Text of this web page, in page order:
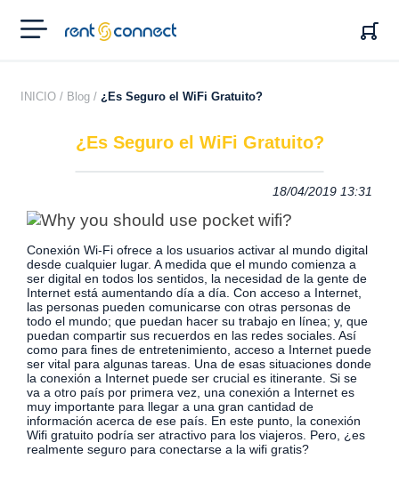
RENT'N
CONNECT
INICIO / Blog / ¿Es Seguro el WiFi Gratuito?
¿Es Seguro el WiFi Gratuito?
18/04/2019 13:31
Conexión Wi-Fi ofrece a los usuarios activar al mundo digital
desde cualquier lugar. A medida que el mundo comienza a
ser digital en todos los sentidos, la necesidad de la gente de
Internet está aumentando día a día. Con acceso a Internet,
las personas pueden comunicarse con otras personas de
todo el mundo; que puedan hacer su trabajo en línea; y, que
puedan compartir sus recuerdos en las redes sociales. Así
como para fines de entretenimiento, acceso a Internet puede
ser vital para algunas tareas. Una de esas situaciones donde
la conexión a Internet puede ser crucial es itinerante. Si se
va a otro país por primera vez, una conexión a Internet es
muy importante para llegar a una gran cantidad de
información acerca de ese país. En este punto, la conexión
Wifi gratuito podría ser atractivo para los viajeros. Pero, ¿es
realmente seguro para conectarse a la wifi gratis?